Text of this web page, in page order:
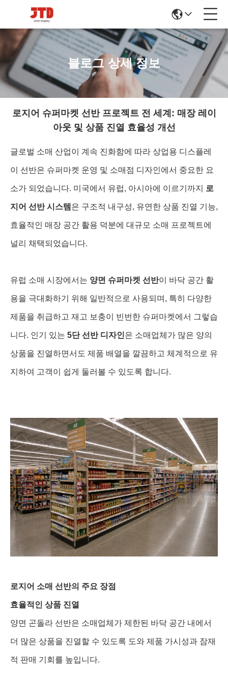
블로그 상세 정보
로지어 슈퍼마켓 선반 프로젝트 전 세계: 매장 레이
아웃 및 상품 진열 효율성 개선
글로벌 소매 산업이 계속 진화함에 따라 상업용 디스플레
이 선반은 슈퍼마켓 운영 및 소매점 디자인에서 중요한 요
소가 되었습니다. 미국에서 유럽, 아시아에 이르기까지 로
지어 선반 시스템 은 구조적 내구성, 유연한 상품 진열 기능,
효율적인 매장 공간 활용 덕분에 대규모 소매 프로젝트에
널리 채택되었습니다.
유럽 소매 시장에서는 양면 슈퍼마켓 선반이 바닥 공간 활
용을 극대화하기 위해 일반적으로 사용되며, 특히 다양한
제품을 취급하고 재고 보충이 빈번한 슈퍼마켓에서 그렇습
니다. 인기 있는 5단 선반 디자인은 소매업체가 많은 양의
상품을 진열하면서도 제품 배열을 깔끔하고 체계적으로 유
지하여 고객이 쉽게 둘러볼 수 있도록 합니다.
로지어 소매 선반의 주요 장점
효율적인 상품 진열
양면 곤돌라 선반은 소매업체가 제한된 바닥 공간 내에서
더 많은 상품을 진열할 수 있도록 도와 제품 가시성과 잠재
적 판매 기회를 높입니다.